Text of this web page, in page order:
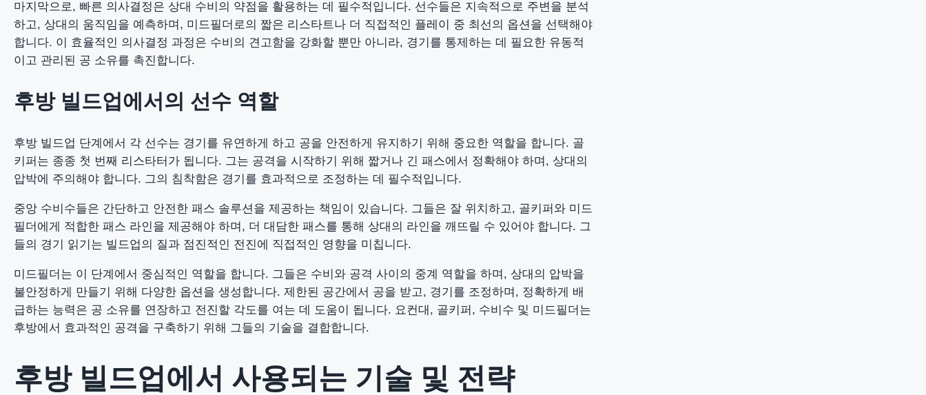
마지막으로, 빠른 의사결정은 상대 수비의 약점을 활용하는 데 필수적입니다. 선수들은 지속적으로 주변을 분석
하고, 상대의 움직임을 예측하며, 미드필더로의 짧은 리스타트나 더 직접적인 플레이 중 최선의 옵션을 선택해야
합니다. 이 효율적인 의사결정 과정은 수비의 견고함을 강화할 뿐만 아니라, 경기를 통제하는 데 필요한 유동적
이고 관리된 공 소유를 촉진합니다.
후방 빌드업에서의 선수 역할
후방 빌드업 단계에서 각 선수는 경기를 유연하게 하고 공을 안전하게 유지하기 위해 중요한 역할을 합니다. 골
키퍼는 종종 첫 번째 리스타터가 됩니다. 그는 공격을 시작하기 위해 짧거나 긴 패스에서 정확해야 하며, 상대의
압박에 주의해야 합니다. 그의 침착함은 경기를 효과적으로 조정하는 데 필수적입니다.
중앙 수비수들은 간단하고 안전한 패스 솔루션을 제공하는 책임이 있습니다. 그들은 잘 위치하고, 골키퍼와 미드
필더에게 적합한 패스 라인을 제공해야 하며, 더 대담한 패스를 통해 상대의 라인을 깨뜨릴 수 있어야 합니다. 그
들의 경기 읽기는 빌드업의 질과 점진적인 전진에 직접적인 영향을 미칩니다.
미드필더는 이 단계에서 중심적인 역할을 합니다. 그들은 수비와 공격 사이의 중계 역할을 하며, 상대의 압박을
불안정하게 만들기 위해 다양한 옵션을 생성합니다. 제한된 공간에서 공을 받고, 경기를 조정하며, 정확하게 배
급하는 능력은 공 소유를 연장하고 전진할 각도를 여는 데 도움이 됩니다. 요컨대, 골키퍼, 수비수 및 미드필더는
후방에서 효과적인 공격을 구축하기 위해 그들의 기술을 결합합니다.
후방 빌드업에서 사용되는 기술 및 전략